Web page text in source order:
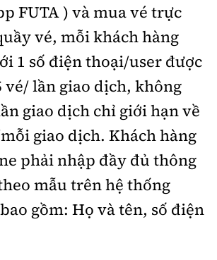
FUTA ) và mua vé trực
vé, mỗi khách hàng
1 số điện thoại/user được
vé/ lần giao dịch, không
giao dịch chỉ giới hạn về
giao dịch. Khách hàng
phải nhập đầy đủ thông
mẫu trên hệ thống
gồm: Họ và tên, số điện